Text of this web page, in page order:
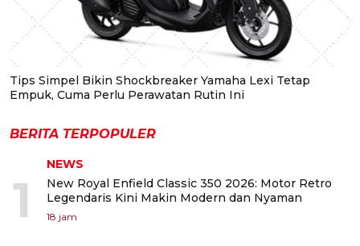
Tips Simpel Bikin Shockbreaker Yamaha Lexi Tetap
Empuk, Cuma Perlu Perawatan Rutin Ini
BERITA TERPOPULER
1
NEWS
New Royal Enfield Classic 350 2026: Motor Retro
Legendaris Kini Makin Modern dan Nyaman
18 jam